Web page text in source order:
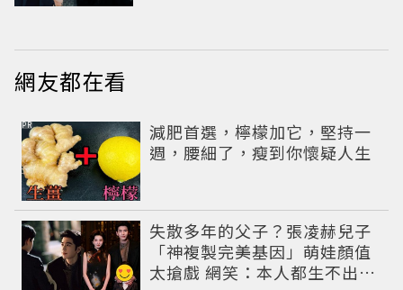
網友都在看
減肥首選，檸檬加它，堅持一
週，腰細了，瘦到你懷疑人生
PR
失散多年的父子？張凌赫兒子
「神複製完美基因」萌娃顏值
太搶戲 網笑：本人都生不出這